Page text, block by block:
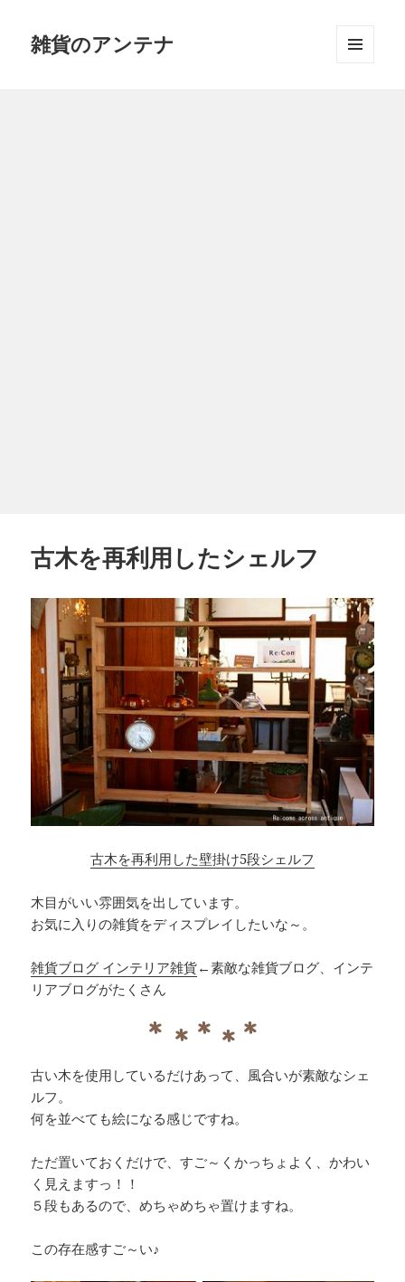
雑貨のアンテナ
古木を再利用したシェルフ
古木を再利用した壁掛け5段シェルフ
木目がいい雰囲気を出しています。
お気に入りの雑貨をディスプレイしたいな～。
雑貨ブログ インテリア雑貨←素敵な雑貨ブログ、インテ
リアブログがたくさん
古い木を使用しているだけあって、風合いが素敵なシェ
ルフ。
何を並べても絵になる感じですね。
ただ置いておくだけで、すご～くかっちょよく、かわい
く見えますっ！！
５段もあるので、めちゃめちゃ置けますね。
この存在感すご～い♪